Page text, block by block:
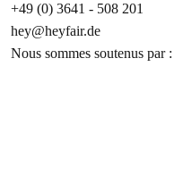
+49 (0) 3641 - 508 201
hey@heyfair.de
Nous sommes soutenus par :